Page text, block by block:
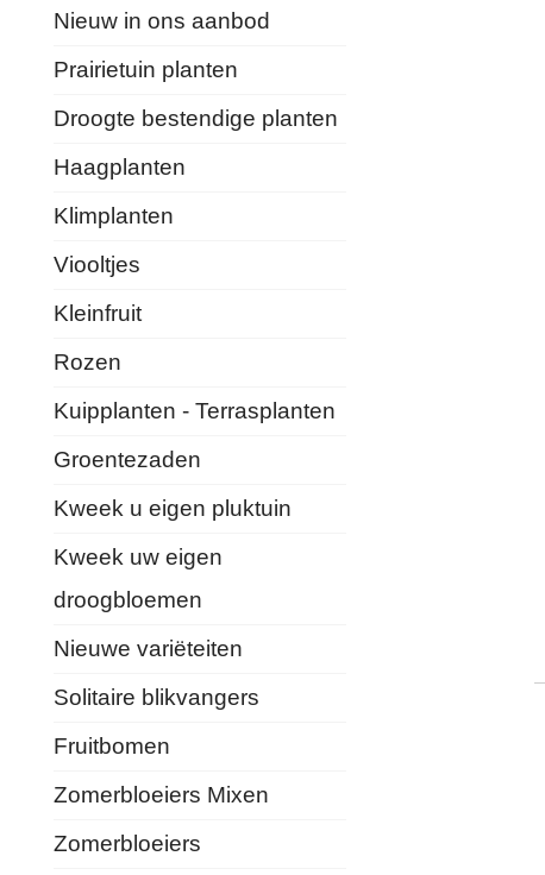
Nieuw in ons aanbod
Prairietuin planten
Droogte bestendige planten
Haagplanten
Klimplanten
Viooltjes
Kleinfruit
Rozen
Kuipplanten - Terrasplanten
Groentezaden
Kweek u eigen pluktuin
Kweek uw eigen
droogbloemen
Nieuwe variëteiten
Solitaire blikvangers
Fruitbomen
Zomerbloeiers Mixen
Zomerbloeiers